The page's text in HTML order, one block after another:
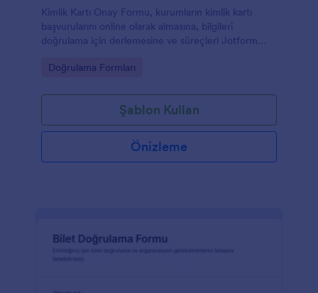
Kimlik Kartı Onay Formu, kurumların kimlik kartı
başvurularını online olarak almasına, bilgileri
doğrulama için derlemesine ve süreçleri Jotform
Go to Category:
Doğrulama Formları
Şablon Kullan
Önizleme